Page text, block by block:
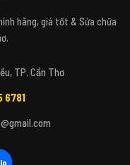
✕
công nghệ
thoại,
bao da, kính
tiếp với
hãng, giá tốt & Sửa chữa
TP. Cần Thơ
6781